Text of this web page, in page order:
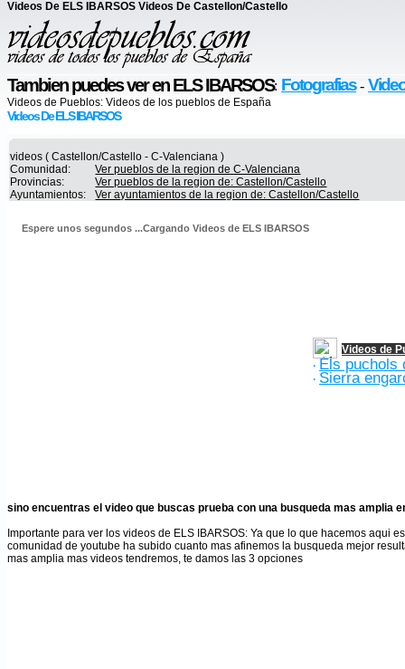
Videos De ELS IBARSOS Videos De Castellon/Castello
Tambien puedes ver en ELS IBARSOS: Fotografias-
Videos de Pueblos: Videos de los pueblos de España
Videos De ELS IBARSOS
videos ( Castellon/Castello - C-Valenciana )
Comunidad:
Ver pueblos de la region de C-Valenciana
Provincias:
Ver pueblos de la region de: Castellon/Castello
Ayuntamientos:
Ver ayuntamientos de la region de: Castellon/Castello
Espere unos segundos ...Cargando Videos de ELS IBARSOS
Videos de
· Els puchols
· Sierra
sino encuentras el video que buscas prueba con una busqueda mas amplia
Importante para ver los videos de ELS IBARSOS: Ya que lo que hacemos aqui
comunidad de youtube ha subido cuanto mas afinemos la busqueda mejor
mas amplia mas videos tendremos, te damos las 3 opciones